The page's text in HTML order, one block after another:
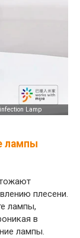
лампы
плесени.
лампы,
в
лампы.